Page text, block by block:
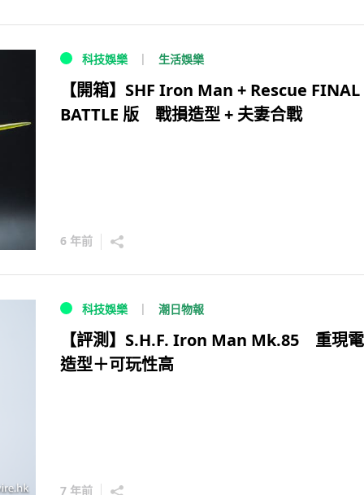
科技娛樂 生活娛樂
【開箱】SHF Iron Man + Rescue FINAL
BATTLE 版 戰損造型 + 夫妻合戰
6 年前
科技娛樂 潮日物報
【評測】S.H.F. Iron Man Mk.85 重現
造型＋可玩性高
7 年前